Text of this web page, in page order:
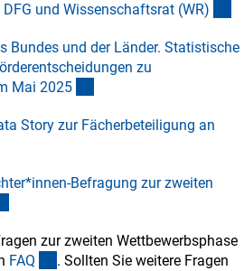
und Wissenschaftsrat (WR)
Bundes und der Länder. Statistische
zu
Mai 2025
Story zur Fächerbeteiligung an
Befragung zur zweiten
zur zweiten Wettbewerbsphase
FAQ (interner Link)
. Sollten Sie weitere Fragen